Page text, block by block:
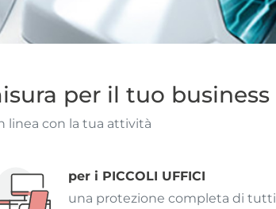
per il tuo business
linea con la tua attività
per i PICCOLI UFFICI
una protezione completa di tutti